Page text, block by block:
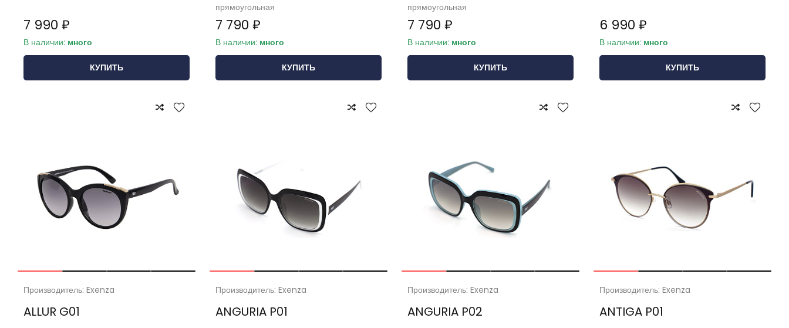
7 990 ₽
В наличии: много
КУПИТЬ
прямоугольная
7 790 ₽
В наличии: много
КУПИТЬ
прямоугольная
7 790 ₽
В наличии: много
КУПИТЬ
6 990 ₽
В наличии: много
КУПИТЬ
Производитель: Exenza
ALLUR G01
Производитель: Exenza
ANGURIA P01
Производитель: Exenza
ANGURIA P02
Производитель: Exenza
ANTIGA P01